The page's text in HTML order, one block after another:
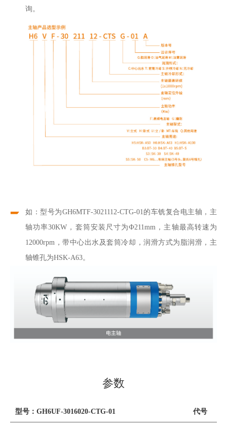
询。
如：型号为GH6MTF-3021112-CTG-01的车铣复合电主轴，主
轴功率30KW，套筒安装尺寸为Ф211mm，主轴最高转速为
12000rpm，带中心出水及套筒冷却，润滑方式为脂润滑，主
轴锥孔为HSK-A63。
参数
型号：GH6UF-3016020-CTG-01 代号